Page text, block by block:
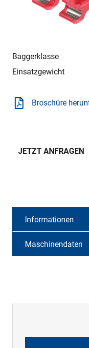
Baggerklasse
Einsatzgewicht
Broschüre
JETZT ANFRAGEN
Informationen
Maschinendaten